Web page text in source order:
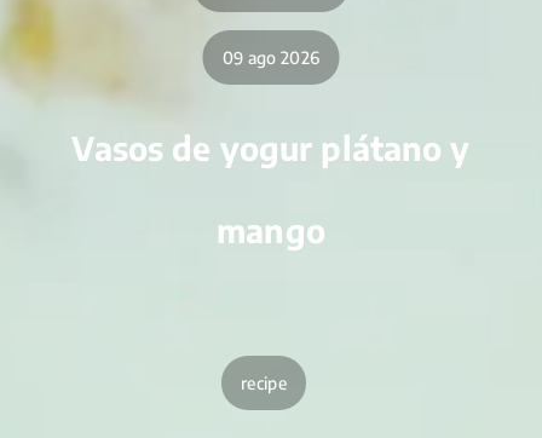
09 ago 2026
Vasos de yogur plátano y
mango
recipe